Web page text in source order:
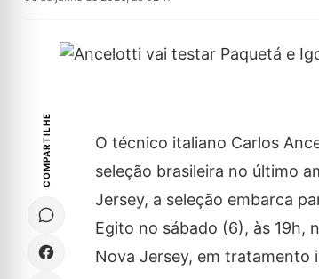
COMPARTILHE
O técnico italiano Carlos
seleção brasileira no último
Jersey, a seleção embarca
Egito no sábado (6), às 19h,
Nova Jersey, em tratamento